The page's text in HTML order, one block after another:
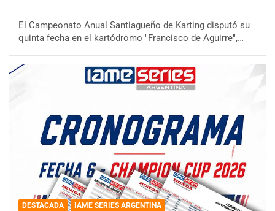
El Campeonato Anual Santiagueño de Karting disputó su
quinta fecha en el kartódromo "Francisco de Aguirre",…
DESTACADA IAME SERIES ARGENTINA